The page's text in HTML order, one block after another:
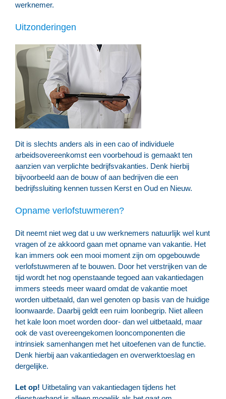
werknemer.
Uitzonderingen
Dit is slechts anders als in een cao of individuele
arbeidsovereenkomst een voorbehoud is gemaakt ten
aanzien van verplichte bedrijfsvakanties. Denk hierbij
bijvoorbeeld aan de bouw of aan bedrijven die een
bedrijfssluiting kennen tussen Kerst en Oud en Nieuw.
Opname verlofstuwmeren?
Dit neemt niet weg dat u uw werknemers natuurlijk wel kunt
vragen of ze akkoord gaan met opname van vakantie. Het
kan immers ook een mooi moment zijn om opgebouwde
verlofstuwmeren af te bouwen. Door het verstrijken van de
tijd wordt het nog openstaande tegoed aan vakantiedagen
immers steeds meer waard omdat de vakantie moet
worden uitbetaald, dan wel genoten op basis van de huidige
loonwaarde. Daarbij geldt een ruim loonbegrip. Niet alleen
het kale loon moet worden door- dan wel uitbetaald, maar
ook de vast overeengekomen looncomponenten die
intrinsiek samenhangen met het uitoefenen van de functie.
Denk hierbij aan vakantiedagen en overwerktoeslag en
dergelijke.
Let op! Uitbetaling van vakantiedagen tijdens het